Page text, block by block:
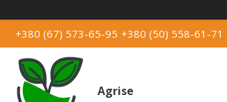
+380 (67) 573-65-95 +380 (50) 558-61-71
Agrise